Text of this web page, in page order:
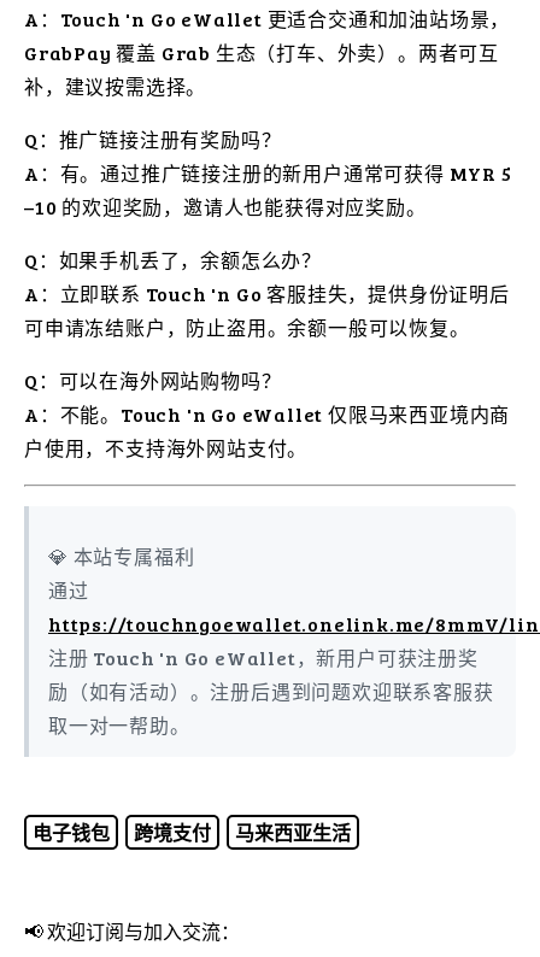
A：Touch 'n Go eWallet 更适合交通和加油站场景，
GrabPay 覆盖 Grab 生态（打车、外卖）。两者可互
补，建议按需选择。
Q：推广链接注册有奖励吗？
A：有。通过推广链接注册的新用户通常可获得 MYR 5
–10 的欢迎奖励，邀请人也能获得对应奖励。
Q：如果手机丢了，余额怎么办？
A：立即联系 Touch 'n Go 客服挂失，提供身份证明后
可申请冻结账户，防止盗用。余额一般可以恢复。
Q：可以在海外网站购物吗？
A：不能。Touch 'n Go eWallet 仅限马来西亚境内商
户使用，不支持海外网站支付。
💎 本站专属福利
通过
https://touchngoewallet.onelink.me/8mmV/
注册 Touch 'n Go eWallet，新用户可获注册奖
励（如有活动）。注册后遇到问题欢迎联系客服获
取一对一帮助。
电子钱包 跨境支付 马来西亚生活
📢 欢迎订阅与加入交流：